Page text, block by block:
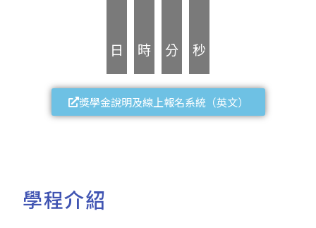
日 時 分 秒
獎學金說明及線上報名系統（英文）
學程介紹